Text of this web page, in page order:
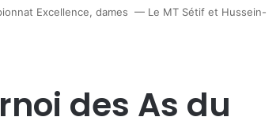
Excellence, dames — Le MT Sétif et Hussein-
des As du